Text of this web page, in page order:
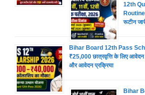
12th
रूटीन
Bihar Board 12th Pass
₹25,000 छात्रवृत्ति के लिए
और आवेदन प्रक्रिया
Bihar